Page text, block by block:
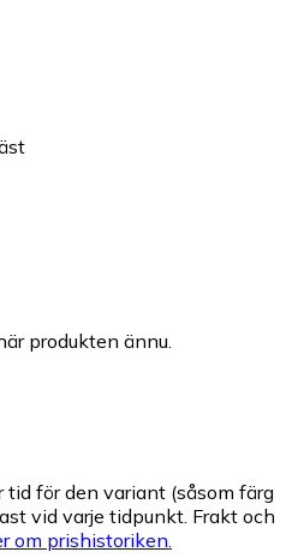
produkten ännu.
tid för den variant (såsom färg
vid varje tidpunkt. Frakt och
om prishistoriken.